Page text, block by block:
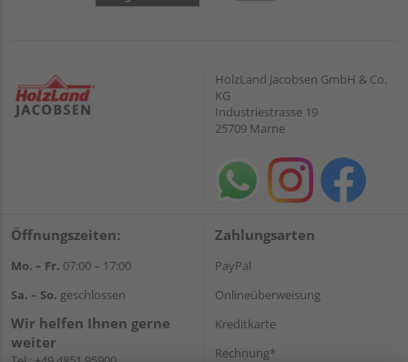
HolzLand Jacobsen GmbH & Co.
KG
Industriestrasse 19
25709 Marne
Öffnungszeiten:
Mo. – Fr. 07:00 – 17:00
Sa. – So. geschlossen
Wir helfen Ihnen gerne
weiter
Zahlungsarten
PayPal
Onlineüberweisung
Kreditkarte
Rechnung*